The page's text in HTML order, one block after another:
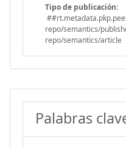
Tipo de publicación:
repo/semantics/
repo/semantics/article
Palabras